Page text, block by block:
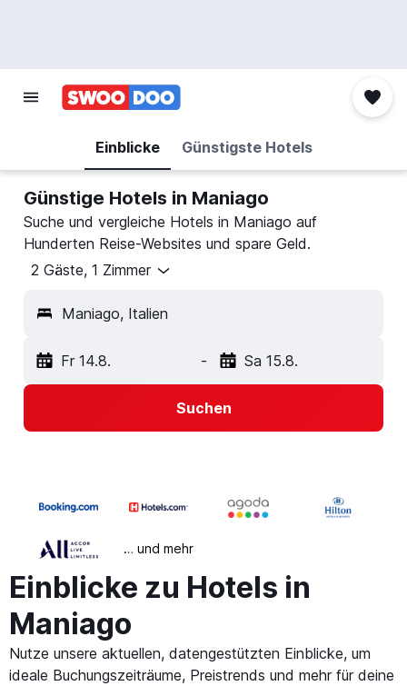
Einblicke Günstigste Hotels
Günstige Hotels in Maniago
Suche und vergleiche Hotels in Maniago auf
Hunderten Reise-Websites und spare Geld.
2 Gäste, 1 Zimmer
Maniago, Italien
Fr 14.8. - Sa 15.8.
Suchen
… und mehr
Einblicke zu Hotels in
Maniago
Nutze unsere aktuellen, datengestützten Einblicke, um
ideale Buchungszeiträume, Preistrends und mehr für deine